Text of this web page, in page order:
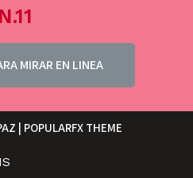
N.11
MIRAR EN LINEA
| POPULARFX THEME